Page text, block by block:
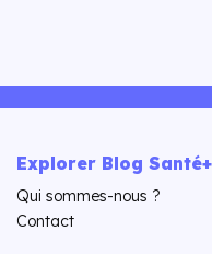
Explorer Blog Santé+
Qui sommes-nous ?
Contact